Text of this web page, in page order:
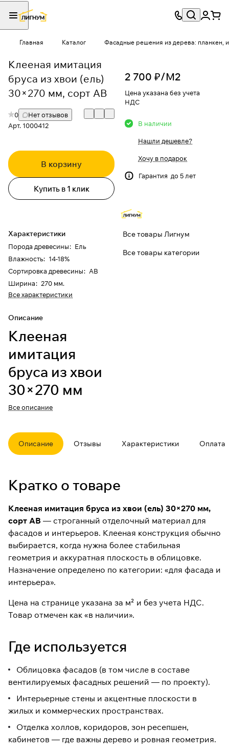
Главная Каталог Фасадные решения из дерева: планкен,
Клееная имитация
бруса из хвои (ель)
30×270 мм, сорт АВ
0
Нет отзывов
Арт. 1000412
В корзину
Купить в 1 клик
Характеристики
Порода древесины: Ель
Влажность: 14-18%
Сортировка древесины: АВ
Ширина: 270 мм.
Все характеристики
Описание
Клееная
имитация
бруса из хвои
30×270 мм
(сорт АВ)
облицовки фасада и интерьера:
клееная имитация бруса из хвои
(по карточке — ель), строганная,
хорошо работает в проектах, где
важна ровная геометрия и
Товар в наличии. Цена на
странице указана за м² и без
учета НДС — удобно для
быстрого сравнения и сметы.
Обработка:строганная
Влажность:14–18%
Все описание
2 700 ₽/М2
Цена указана без учета
НДС
В наличии
Нашли дешевле?
Хочу в подарок
Гарантия до 5 лет
Все товары Лигнум
Все товары категории
Описание Отзывы Характеристики Оплата
Кратко о товаре
Клееная имитация бруса из хвои (ель) 30×270 мм,
сорт АВ — строганный отделочный материал для
фасадов и интерьеров. Клееная конструкция обычно
выбирается, когда нужна более стабильная
геометрия и аккуратная плоскость в облицовке.
Назначение определено по категории: «для фасада и
интерьера».
Цена на странице указана за м² и без учета НДС.
Товар отмечен как «в наличии».
Где используется
Облицовка фасадов (в том числе в составе
вентилируемых фасадных решений — по проекту).
Интерьерные стены и акцентные плоскости в
жилых и коммерческих пространствах.
Отделка холлов, коридоров, зон ресепшен,
кабинетов — где важны дерево и ровная геометрия.